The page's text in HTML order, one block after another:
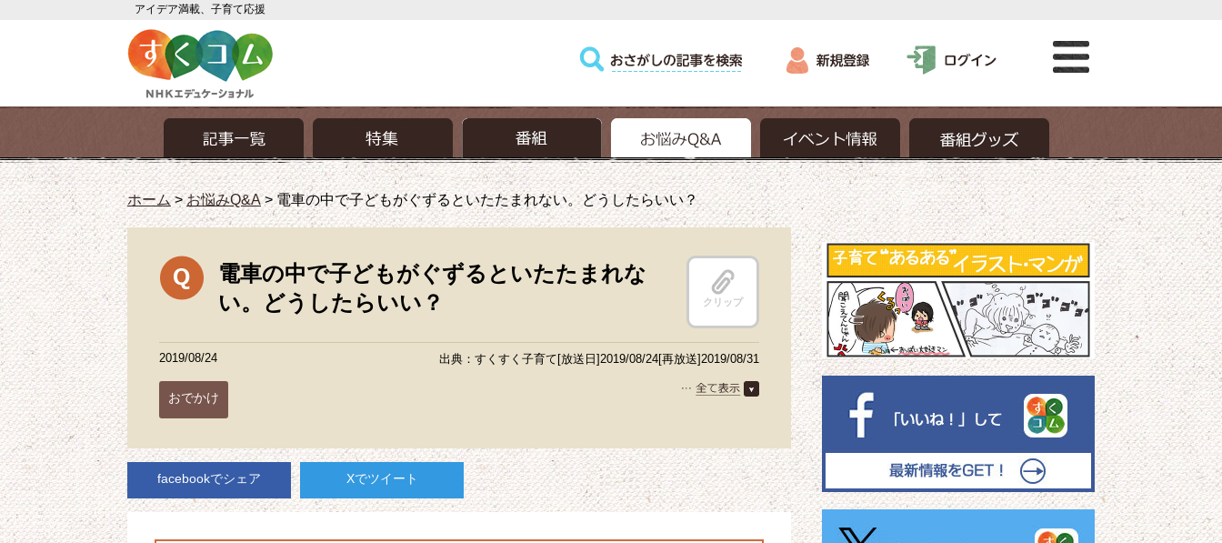
アイデア満載、子育て応援
ホーム>お悩みQ&A>電車の中で子どもがぐずるといたたまれない。どうしたらいい？
電車の中で子どもがぐずるといたたまれな
い。どうしたらいい？
クリップ
2019/08/24 出典：すくすく子育て[放送日]2019/08/24[再放送]2019/08/31
おでかけ
facebookでシェア Xでツイート